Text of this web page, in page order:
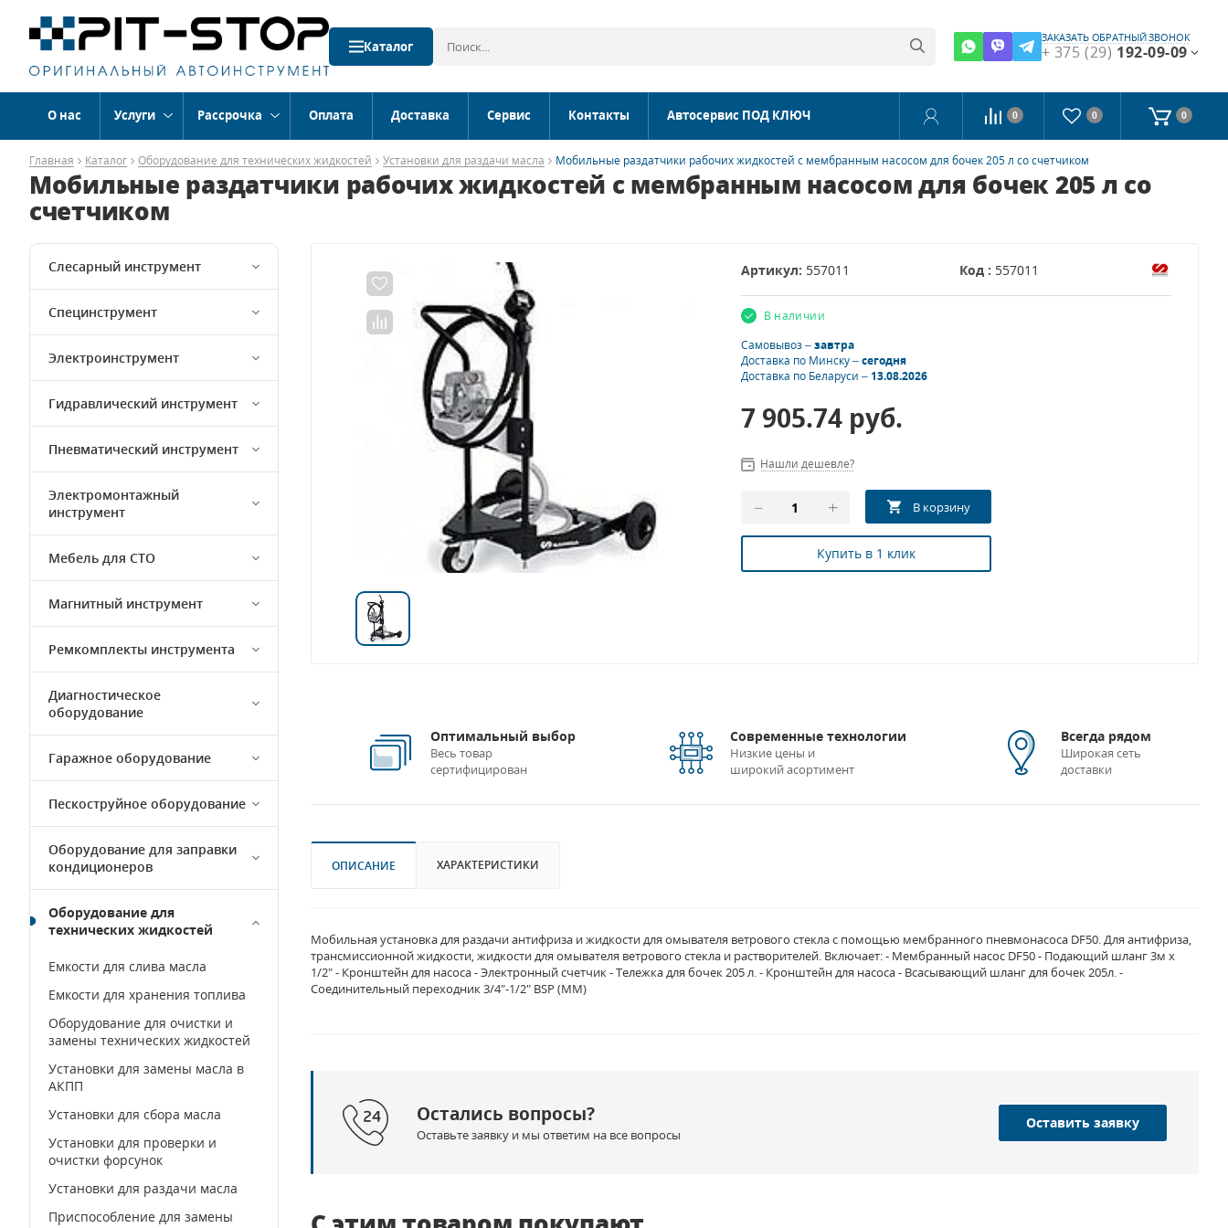
Каталог
ЗАКАЗАТЬ ОБРАТНЫЙ ЗВОНОК
+ 375 (29) 192-09-09
О нас Услуги Рассрочка Оплата Доставка Сервис Контакты Автосервис ПОД КЛЮЧ 0 0 0
Главная Каталог Оборудование для технических жидкостей Установки для раздачи масла Мобильные раздатчики рабочих жидкостей с мембранным насосом для бочек 205 л со счетчиком
Мобильные раздатчики рабочих жидкостей с мембранным насосом для бочек 205 л со
счетчиком
Слесарный инструмент
Специнструмент
Электроинструмент
Гидравлический инструмент
Пневматический инструмент
Электромонтажный
инструмент
Мебель для СТО
Магнитный инструмент
Ремкомплекты инструмента
Диагностическое
оборудование
Гаражное оборудование
Пескоструйное оборудование
Оборудование для заправки
кондиционеров
Оборудование для
технических жидкостей
Емкости для слива масла
Емкости для хранения топлива
Оборудование для очистки и
замены технических жидкостей
Установки для замены масла в
АКПП
Установки для сбора масла
Установки для проверки и
очистки форсунок
Установки для раздачи масла
Приспособление для замены
Артикул: 557011 Код : 557011
В наличии
Самовывоз –завтра
Доставка по Минску –сегодня
Доставка по Беларуси –13.08.2026
7 905.74 руб.
Нашли дешевле?
Купить в 1 клик
Оптимальный выбор
Весь товар
сертифицирован
Современные технологии
Низкие цены и
широкий асортимент
Всегда рядом
Широкая сеть
доставки
ОПИСАНИЕ ХАРАКТЕРИСТИКИ
Мобильная установка для раздачи антифриза и жидкости для омывателя ветрового стекла с помощью мембранного пневмонасоса DF50. Для антифриза,
трансмиссионной жидкости, жидкости для омывателя ветрового стекла и растворителей. Включает: - Мембранный насос DF50 - Подающий шланг 3м х
1/2" - Кронштейн для насоса - Электронный счетчик - Тележка для бочек 205 л. - Кронштейн для насоса - Всасывающий шланг для бочек 205л. -
Соединительный переходник 3/4"-1/2" BSP (MM)
Остались вопросы?
Оставьте заявку и мы ответим на все вопросы
Оставить заявку